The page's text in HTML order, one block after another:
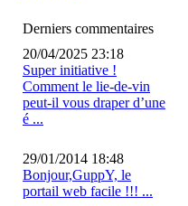
Derniers commentaires
20/04/2025 23:18
Super initiative !
Comment le lie-de-vin
peut-il vous draper d’une
é ...
29/01/2014 18:48
Bonjour,GuppY, le
portail web facile !!! ...